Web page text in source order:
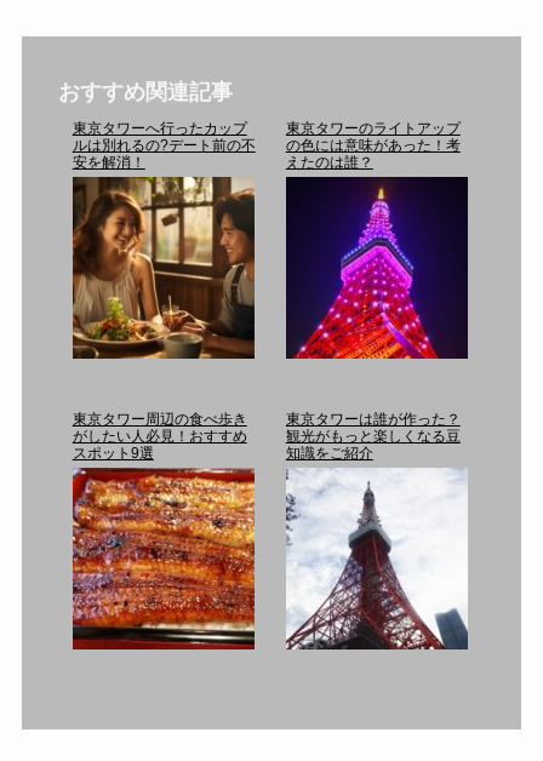
おすすめ関連記事
東京タワーへ行ったカップ
ルは別れるの?デート前の不
安を解消！
東京タワーのライトアップ
の色には意味があった！考
えたのは誰？
東京タワー周辺の食べ歩き
がしたい人必見！おすすめ
スポット9選
東京タワーは誰が作った？
観光がもっと楽しくなる豆
知識をご紹介